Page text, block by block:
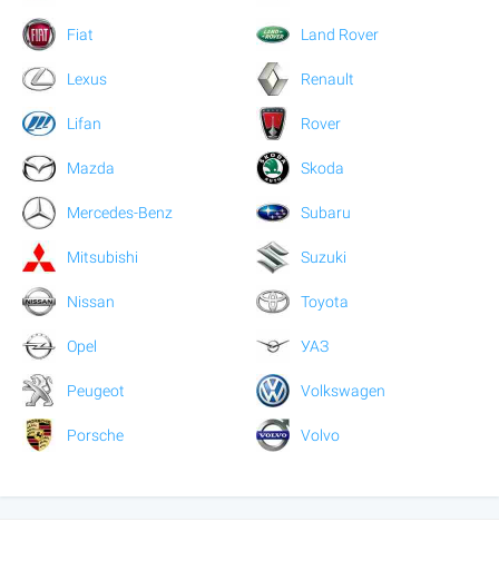
Fiat Land Rover
Lexus
Lifan
Mazda
Mercedes-Benz
Mitsubishi
Nissan
Opel
Peugeot
Porsche
Renault
Rover
Skoda
Subaru
Suzuki
Toyota
УАЗ
Volkswagen
Volvo